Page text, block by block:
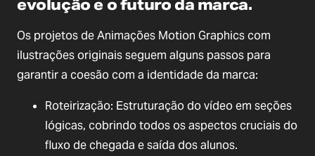
evolução e o futuro da marca.
Os projetos de Animações Motion Graphics com
ilustrações originais seguem alguns passos para
garantir a coesão com a identidade da marca:
Roteirização: Estruturação do vídeo em seções
lógicas, cobrindo todos os aspectos cruciais do
fluxo de chegada e saída dos alunos.